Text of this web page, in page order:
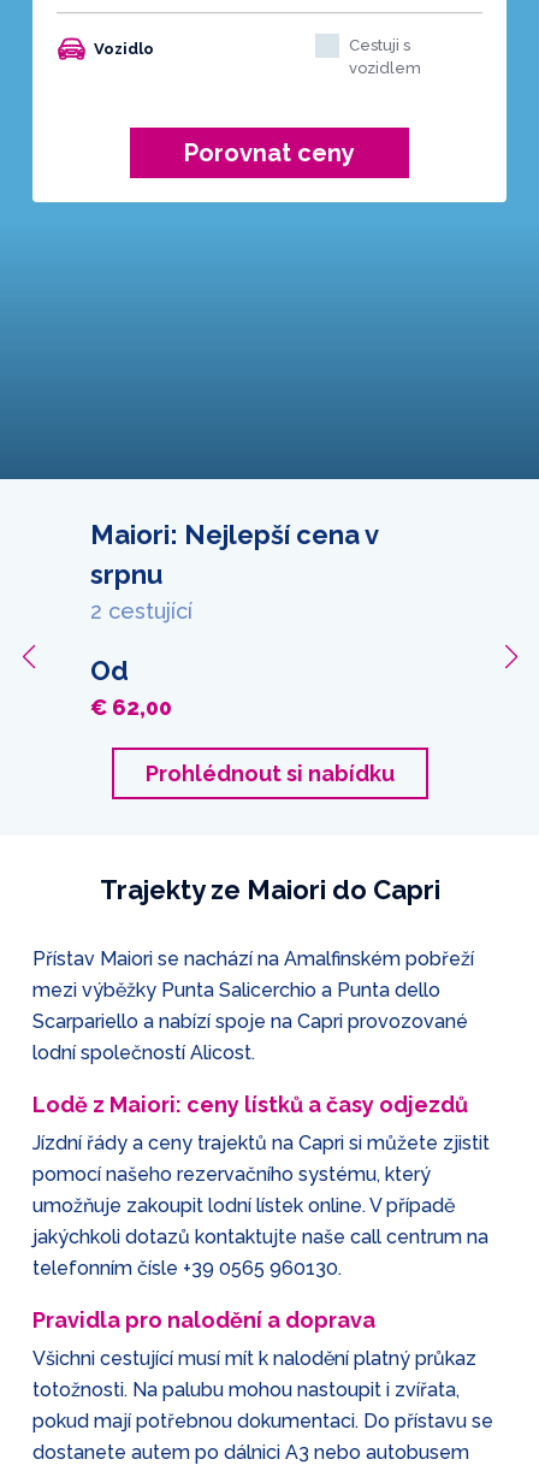
Vozidlo
Cestuji s
vozidlem
Porovnat ceny
Maiori: Nejlepší cena v
srpnu
2 cestující
Od
€ 62,00
Prohlédnout si nabídku
Trajekty ze Maiori do Capri
Přístav Maiori se nachází na Amalfinském pobřeží
mezi výběžky Punta Salicerchio a Punta dello
Scarpariello a nabízí spoje na Capri provozované
lodní společností Alicost.
Lodě z Maiori: ceny lístků a časy odjezdů
Jízdní řády a ceny trajektů na Capri si můžete zjistit
pomocí našeho rezervačního systému, který
umožňuje zakoupit lodní lístek online. V případě
jakýchkoli dotazů kontaktujte naše call centrum na
telefonním čísle +39 0565 960130.
Pravidla pro nalodění a doprava
Všichni cestující musí mít k nalodění platný průkaz
totožnosti. Na palubu mohou nastoupit i zvířata,
pokud mají potřebnou dokumentaci. Do přístavu se
dostanete autem po dálnici A3 nebo autobusem